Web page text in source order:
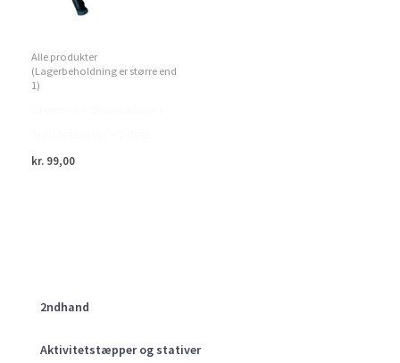
2ndhand
Aktivitetstæpper og stativer
Alle produkter
(Lagerbeholdning er større end
1)
kr. 99,00